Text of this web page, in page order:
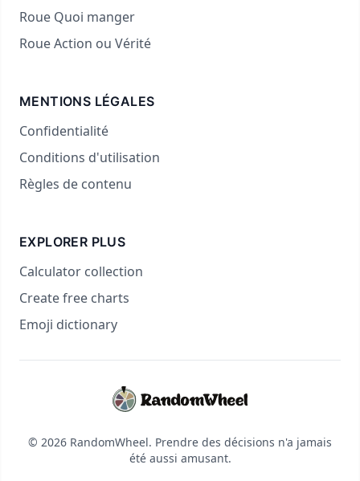
Roue Quoi manger
Roue Action ou Vérité
MENTIONS LÉGALES
Confidentialité
Conditions d'utilisation
Règles de contenu
EXPLORER PLUS
Calculator collection
Create free charts
Emoji dictionary
© 2026 RandomWheel. Prendre des décisions n'a jamais
été aussi amusant.